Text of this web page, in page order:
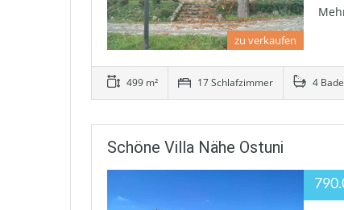
zu verkaufen
499 m² 17 Schlafzimmer 4
Schöne Villa Nähe Ostuni